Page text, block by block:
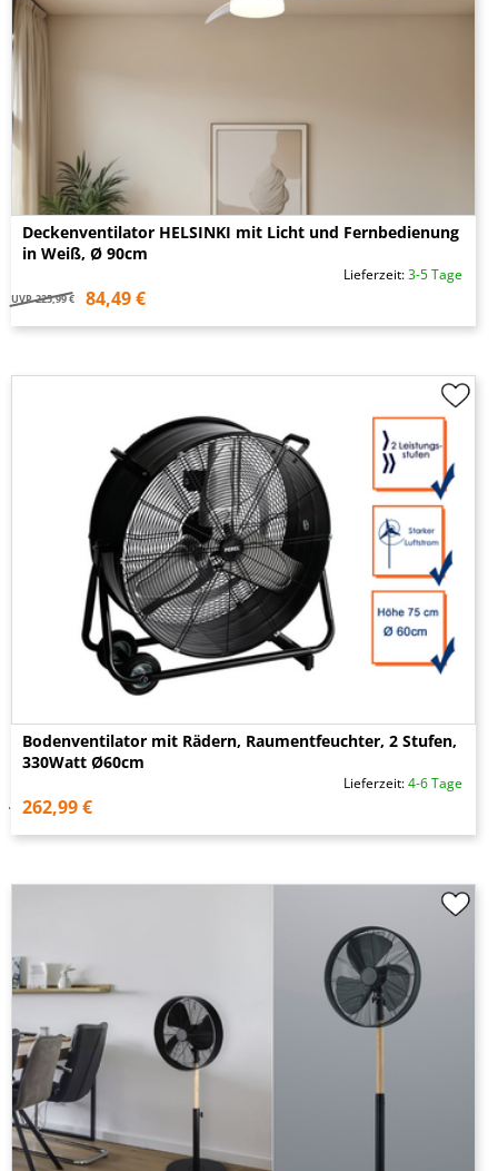
Deckenventilator HELSINKI mit Licht und Fernbedienung
in Weiß, Ø 90cm
Lieferzeit:3-5 Tage
UVP 225,99 € 84,49 €
Bodenventilator mit Rädern, Raumentfeuchter, 2 Stufen,
330Watt Ø60cm
Lieferzeit:4-6 Tage
262,99 €